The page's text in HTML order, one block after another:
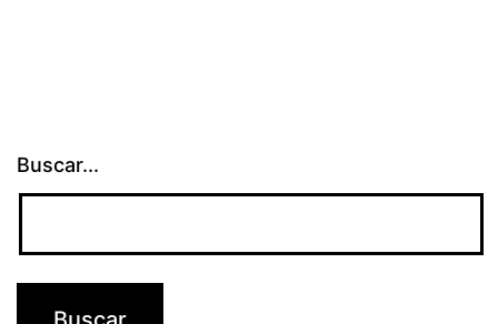
Buscar...